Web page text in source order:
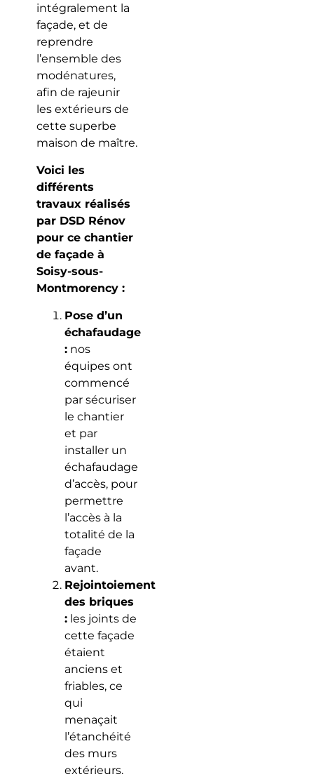
intégralement la
façade, et de
reprendre
l’ensemble des
modénatures,
afin de rajeunir
les extérieurs de
cette superbe
maison de maître.
Voici les
différents
travaux réalisés
par DSD Rénov
pour ce chantier
de façade à
Soisy-sous-
Montmorency :
Pose d’un
échafaudage
:nos
équipes ont
commencé
par sécuriser
le chantier
et par
installer un
échafaudage
d’accès, pour
permettre
l’accès à la
totalité de la
façade
avant.
Rejointoiement
des briques
:les joints de
cette façade
étaient
anciens et
friables, ce
qui
menaçait
l’étanchéité
des murs
extérieurs.